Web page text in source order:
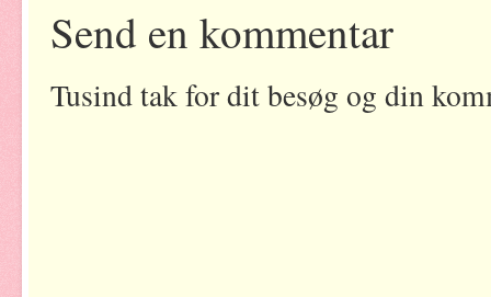
Send en kommentar
Tusind tak for dit besøg og din